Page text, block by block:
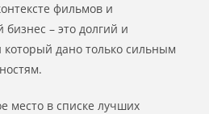
фильмов и
– это долгий и
дано только сильным
место в списке лучших